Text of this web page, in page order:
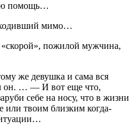
помощь…
мимо…
пожилой мужчина,
же девушка и сама вся
он. … — И вот еще что,
себе на носу, что в жизни
или твоим близким когда-